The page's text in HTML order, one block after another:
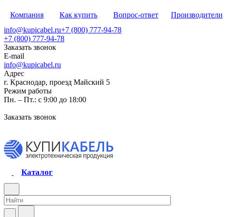
Компания Как купить Вопрос-ответ Производители
info@kupicabel.ru+7 (800) 777-94-78
+7 (800) 777-94-78
Заказать звонок
E-mail
info@kupicabel.ru
Адрес
г. Краснодар, проезд Майский 5
Режим работы
Пн. – Пт.: с 9:00 до 18:00
Заказать звонок
Каталог